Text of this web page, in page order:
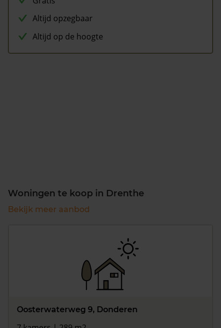
Altijd opzegbaar
Altijd op de hoogte
Woningen te koop in Drenthe
Bekijk meer aanbod
Oosterwaterweg 9, Donderen